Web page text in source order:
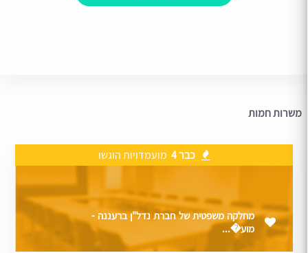
משרות חמות
כבר 4 מועמדויות הוגשו
מחלקה משפטית של חברת נדל"ן ברעננה -
מוע�...